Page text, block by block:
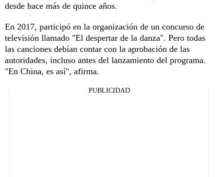
desde hace más de quince años.
En 2017, participó en la organización de un concurso de
televisión llamado "El despertar de la danza". Pero todas
las canciones debían contar con la aprobación de las
autoridades, incluso antes del lanzamiento del programa.
"En China, es así", afirma.
PUBLICIDAD